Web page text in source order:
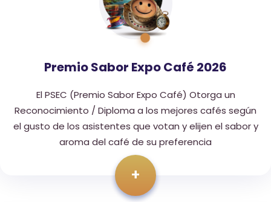
Premio Sabor Expo Café 2026
El PSEC (Premio Sabor Expo Café) Otorga un
Reconocimiento / Diploma a los mejores cafés según
el gusto de los asistentes que votan y elijen el sabor y
aroma del café de su preferencia
+